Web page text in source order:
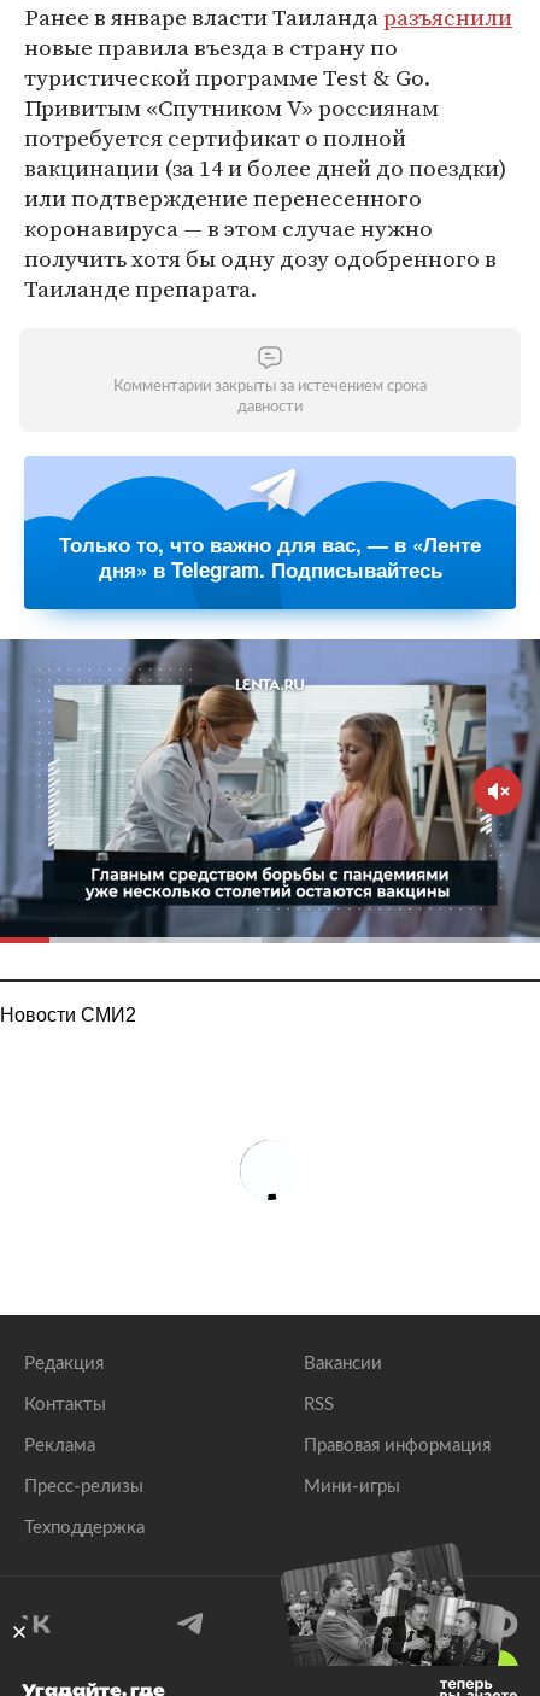
Ранее в январе власти Таиландаразъяснили
новые правила въезда в страну по
туристической программе Test & Go.
Привитым «Спутником V» россиянам
потребуется сертификат о полной
вакцинации (за 14 и более дней до поездки)
или подтверждение перенесенного
коронавируса — в этом случае нужно
получить хотя бы одну дозу одобренного в
Таиланде препарата.
Комментарии закрыты за истечением срока
давности
Только то, что важно для вас, — в «Ленте
дня» в Telegram. Подписывайтесь
Новости СМИ2
Редакция
Контакты
Реклама
Пресс-релизы
Техподдержка
Вакансии
RSS
Правовая информация
Мини-игры
Угадайте, где